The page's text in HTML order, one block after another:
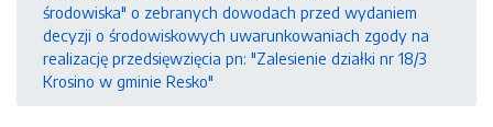
środowiska" o zebranych dowodach przed wydaniem
decyzji o środowiskowych uwarunkowaniach zgody na
realizację przedsięwzięcia pn: "Zalesienie działki nr 18/3
Krosino w gminie Resko"